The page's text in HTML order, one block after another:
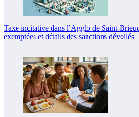
Taxe incitative dans l’Agglo de Saint-
exemptées et détails des sanctions dévoilés